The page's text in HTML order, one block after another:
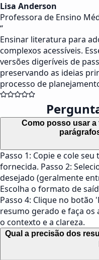
Lisa Anderson
Professora de Ensino
“
Ensinar literatura para
complexos acessíveis.
versões digeríveis de
preservando as ideias
processo de
Como posso usar a
Passo 1: Copie e cole
fornecida. Passo 2:
desejado (geralmente
Escolha o formato de
Passo 4: Clique no botão
resumo gerado e faça
o contexto e a clareza.
Qual a precisão dos